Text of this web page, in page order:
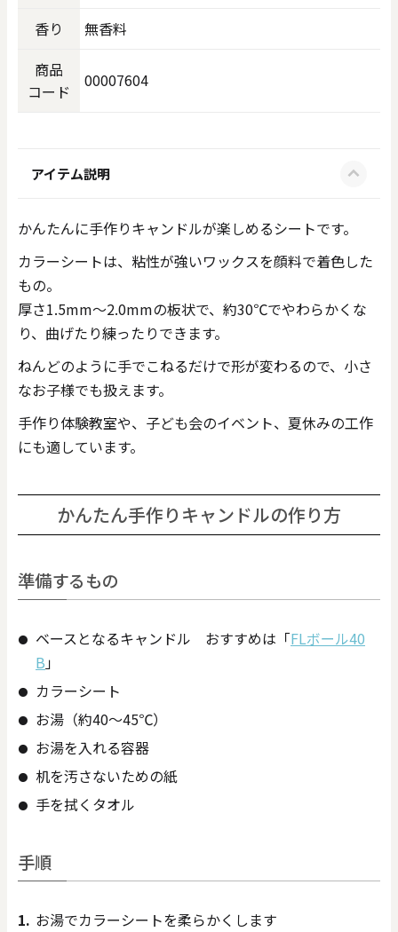
香り
無香料
商品
コード
00007604
アイテム説明
かんたんに手作りキャンドルが楽しめるシートです。
カラーシートは、粘性が強いワックスを顔料で着色した
もの。
厚さ1.5mm～2.0mmの板状で、約30℃でやわらかくな
り、曲げたり練ったりできます。
ねんどのように手でこねるだけで形が変わるので、小さ
なお子様でも扱えます。
手作り体験教室や、子ども会のイベント、夏休みの工作
にも適しています。
かんたん手作りキャンドルの作り方
準備するもの
ベースとなるキャンドル おすすめは「FLボール40
B」
カラーシート
お湯（約40～45℃）
お湯を入れる容器
机を汚さないための紙
手を拭くタオル
手順
お湯でカラーシートを柔らかくします